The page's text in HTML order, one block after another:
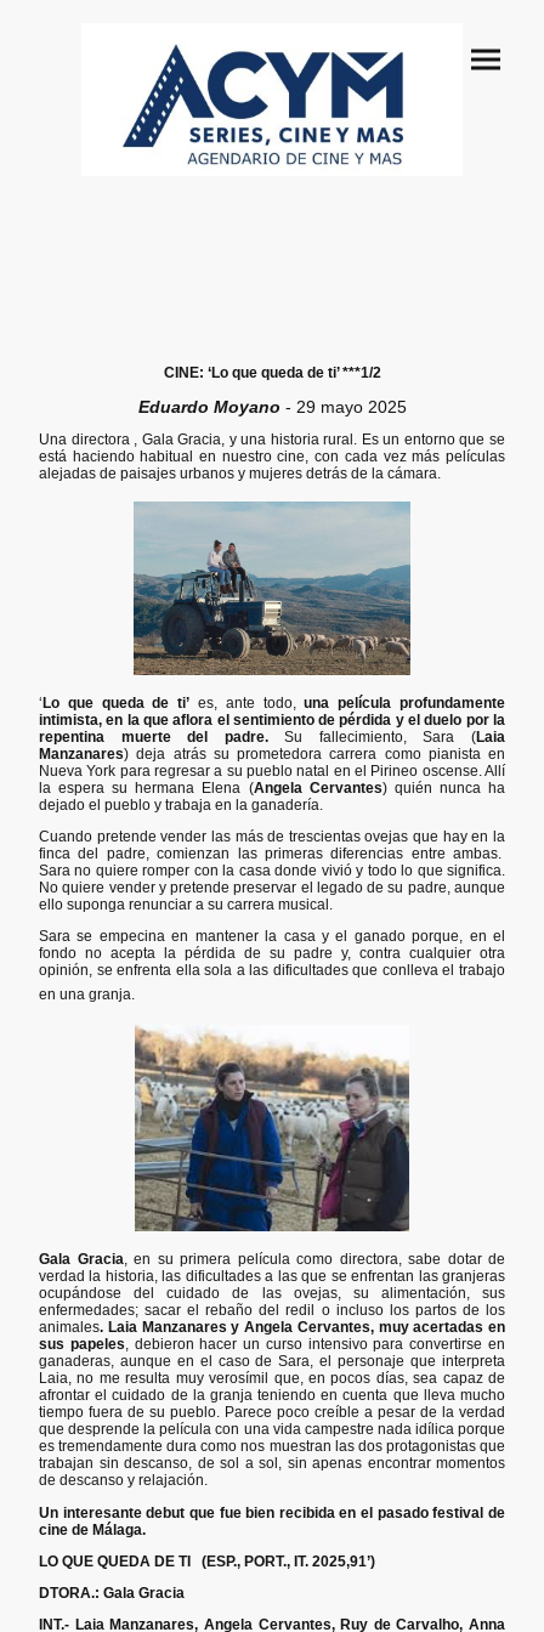
CINE: ‘Lo que queda de ti’ ***1/2
Eduardo Moyano - 29 mayo 2025
Una directora , Gala Gracia, y una historia rural. Es un entorno que se
está haciendo habitual en nuestro cine, con cada vez más películas
alejadas de paisajes urbanos y mujeres detrás de la cámara.
‘Lo que queda de ti’ es, ante todo,una película profundamente
intimista, en la que aflora el sentimiento de pérdida y el duelo por la
repentina muerte del padre.Su fallecimiento, Sara (Laia
Manzanares) deja atrás su prometedora carrera como pianista en
Nueva York para regresar a su pueblo natal en el Pirineo oscense. Allí
la espera su hermana Elena (Angela Cervantes) quién nunca ha
dejado el pueblo y trabaja en la ganadería.
Cuando pretende vender las más de trescientas ovejas que hay en la
finca del padre, comienzan las primeras diferencias entre ambas.
Sara no quiere romper con la casa donde vivió y todo lo que significa.
No quiere vender y pretende preservar el legado de su padre, aunque
ello suponga renunciar a su carrera musical.
Sara se empecina en mantener la casa y el ganado porque, en el
fondo no acepta la pérdida de su padre y, contra cualquier otra
opinión, se enfrenta ella sola a las dificultades que conlleva el trabajo
en una granja.
Gala Gracia, en su primera película como directora, sabe dotar de
verdad la historia, las dificultades a las que se enfrentan las granjeras
ocupándose del cuidado de las ovejas, su alimentación, sus
enfermedades; sacar el rebaño del redil o incluso los partos de los
animales. Laia Manzanares y Angela Cervantes, muy acertadas en
sus papeles, debieron hacer un curso intensivo para convertirse en
ganaderas, aunque en el caso de Sara, el personaje que interpreta
Laia, no me resulta muy verosímil que, en pocos días, sea capaz de
afrontar el cuidado de la granja teniendo en cuenta que lleva mucho
tiempo fuera de su pueblo. Parece poco creíble a pesar de la verdad
que desprende la película con una vida campestre nada idílica porque
es tremendamente dura como nos muestran las dos protagonistas que
trabajan sin descanso, de sol a sol, sin apenas encontrar momentos
de descanso y relajación.
Un interesante debut que fue bien recibida en el pasado festival de
cine de Málaga.
LO QUE QUEDA DE TI (ESP., PORT., IT. 2025,91’)
DTORA.: Gala Gracia
INT.- Laia Manzanares, Angela Cervantes, Ruy de Carvalho, Anna